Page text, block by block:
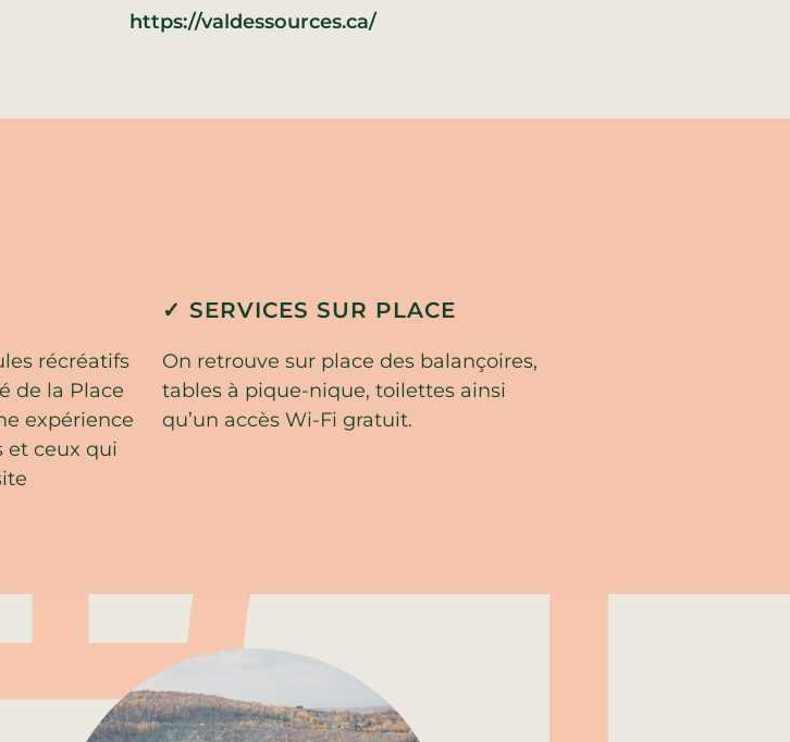
https://valdessources.ca/
récréatifs
de la Place
expérience
et ceux qui
✓ SERVICES SUR PLACE
On retrouve sur place des balançoires,
tables à pique-nique, toilettes ainsi
qu’un accès Wi-Fi gratuit.